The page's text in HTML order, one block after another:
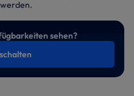
sehen?